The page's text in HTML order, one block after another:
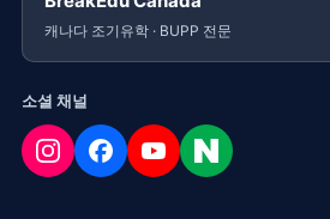
캐나다 조기유학 · BUPP 전문
소셜 채널